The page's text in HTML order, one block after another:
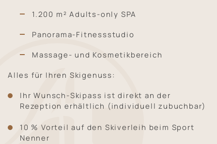
1.200 m² Adults-only SPA
Panorama-Fitnessstudio
Massage- und Kosmetikbereich
Alles für Ihren Skigenuss:
Ihr Wunsch-Skipass ist direkt an der
Rezeption erhältlich (individuell zubuchbar)
10 % Vorteil auf den Skiverleih beim Sport
Nenner